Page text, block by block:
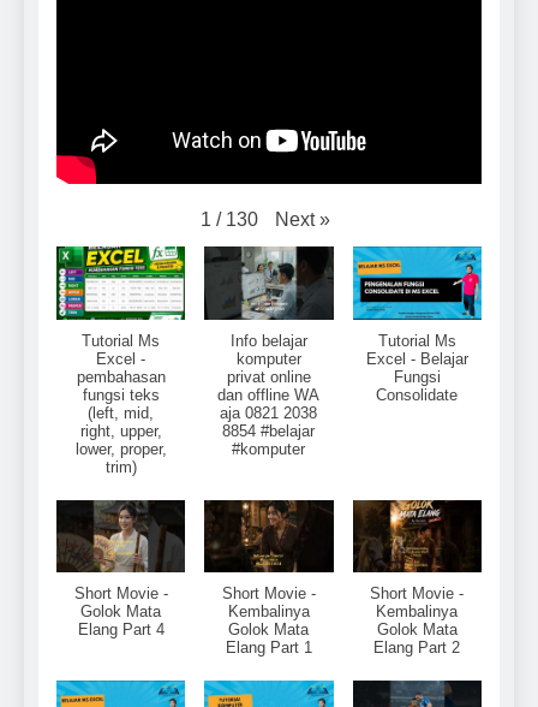
1 / 130 Next »
Tutorial Ms
Excel -
pembahasan
fungsi teks
(left, mid,
right, upper,
lower, proper,
trim)
Info belajar
komputer
privat online
dan offline WA
aja 0821 2038
8854 #belajar
#komputer
Tutorial Ms
Excel - Belajar
Fungsi
Consolidate
Short Movie -
Golok Mata
Elang Part 4
Short Movie -
Kembalinya
Golok Mata
Elang Part 1
Short Movie -
Kembalinya
Golok Mata
Elang Part 2